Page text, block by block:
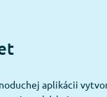
aplikácii